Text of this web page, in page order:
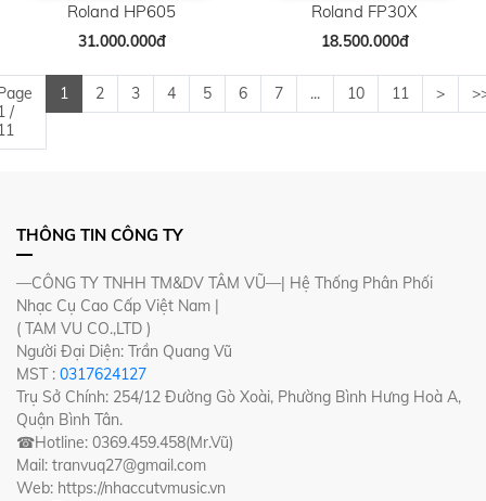
Roland HP605
31.000.000đ
Roland FP30X
18.500.000đ
/
1 2 3 4 5 6 7 ... 10 11 >
THÔNG TIN CÔNG TY
—CÔNG TY TNHH TM&DV TÂM VŨ—| Hệ Thống Phân Phối
Nhạc Cụ Cao Cấp Việt Nam |
( TAM VU CO.,LTD )
Người Đại Diện: Trần Quang Vũ
MST : 0317624127
Trụ Sở Chính: 254/12 Đường Gò Xoài, Phường Bình Hưng Hoà A,
Quận Bình Tân.
☎Hotline: 0369.459.458(Mr.Vũ)
Mail: tranvuq27@gmail.com
Web: https://nhaccutvmusic.vn